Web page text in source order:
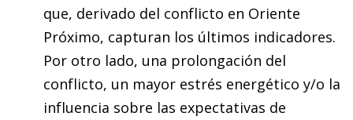
que, derivado del conflicto en Oriente
Próximo, capturan los últimos indicadores.
Por otro lado, una prolongación del
conflicto, un mayor estrés energético y/o la
influencia sobre las expectativas de